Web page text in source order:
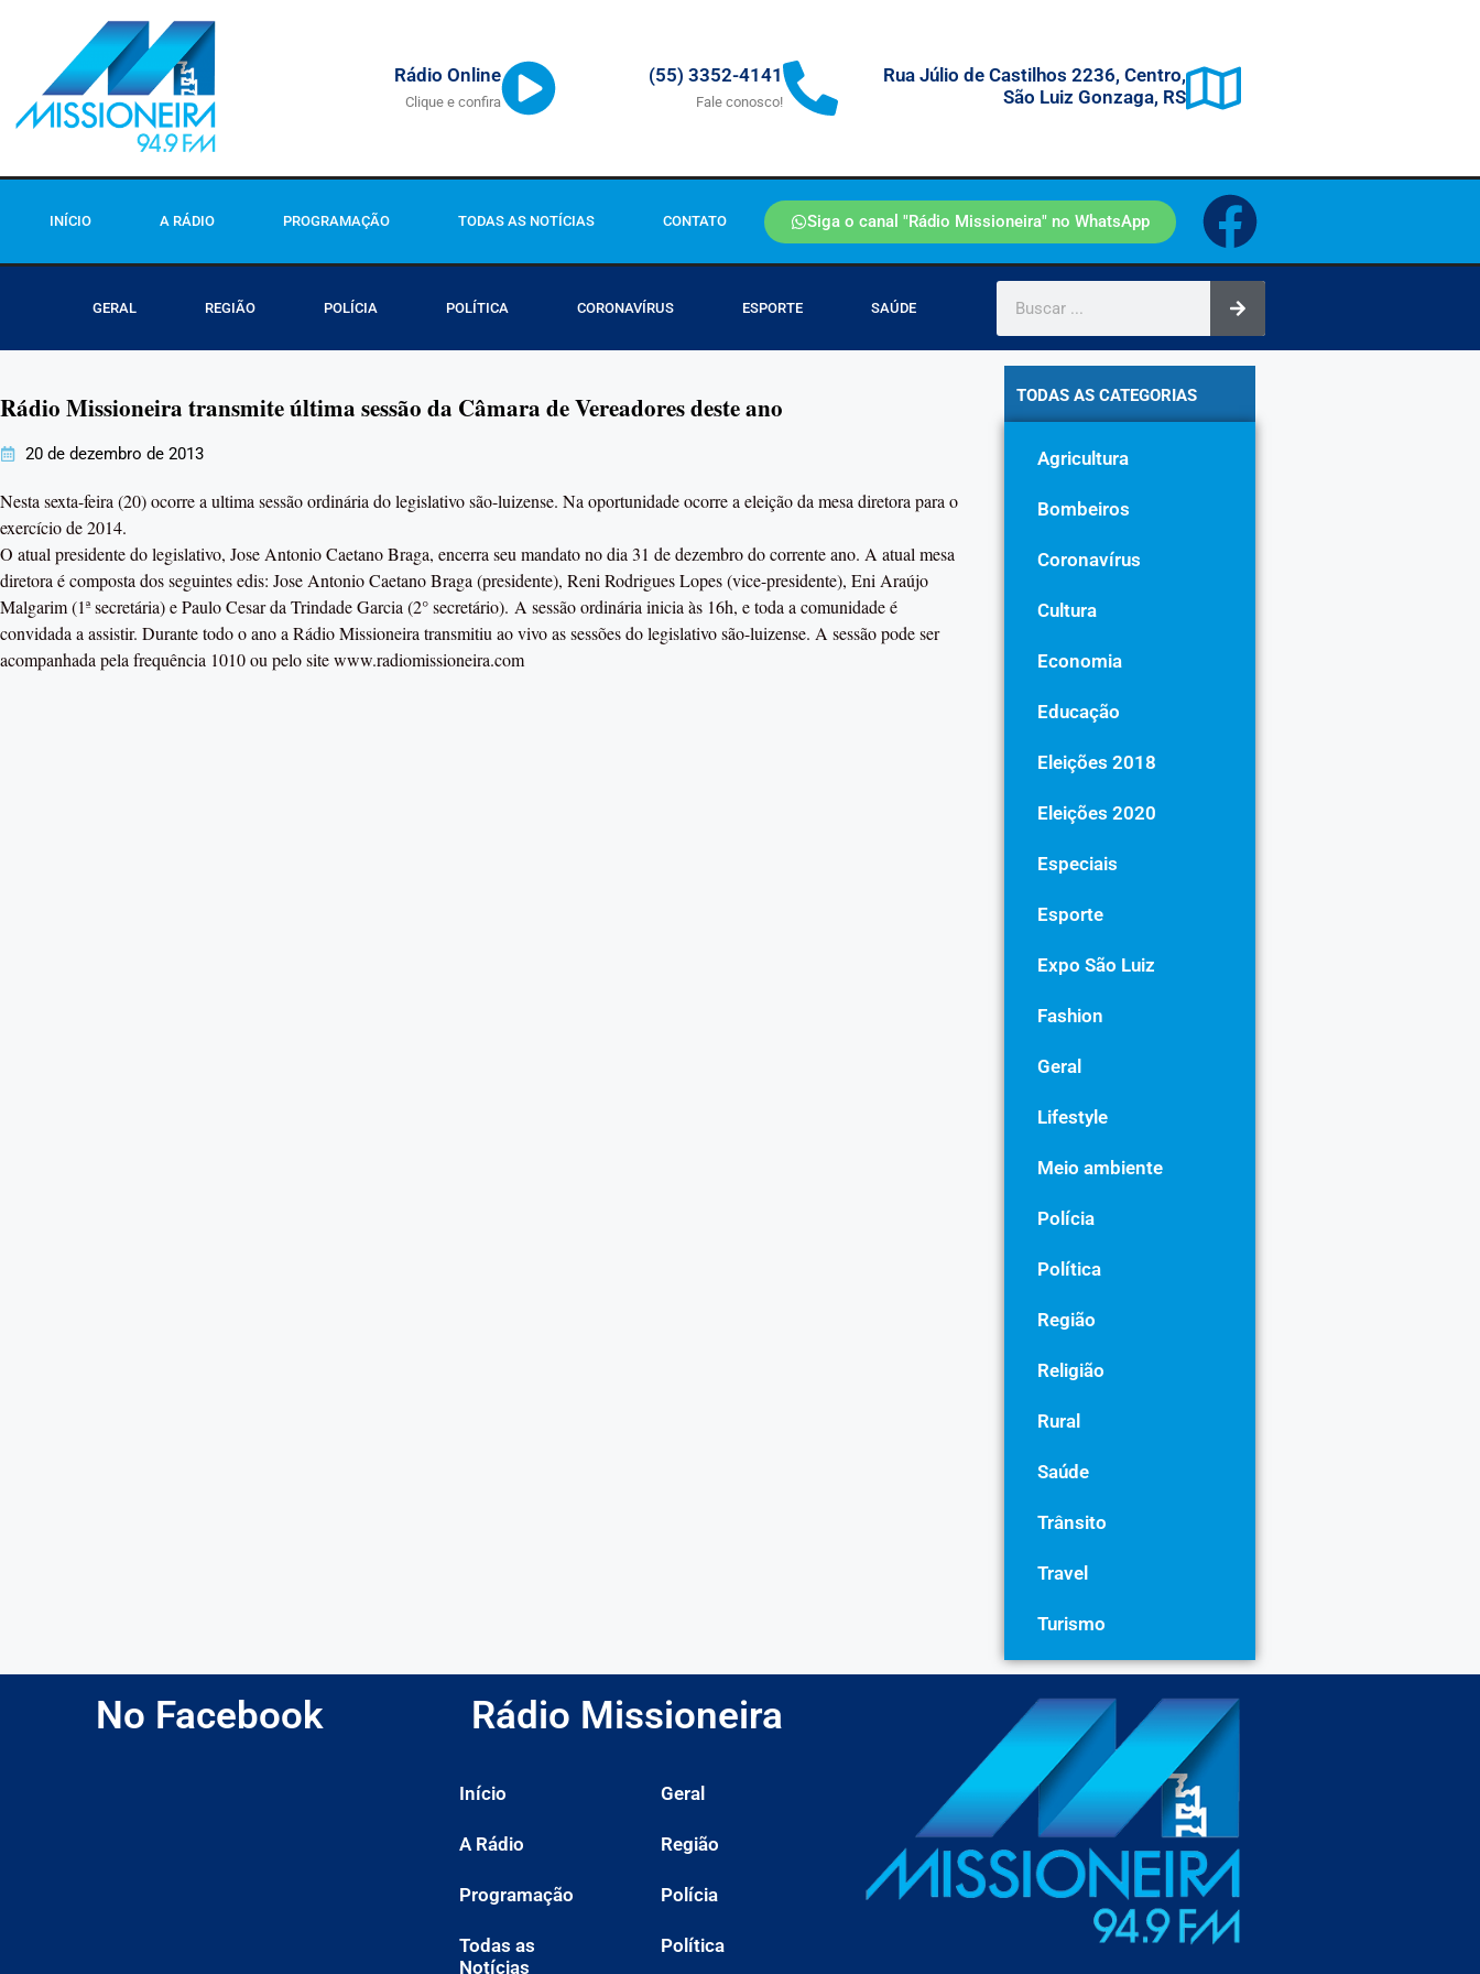
Rádio Online
Clique e confira
(55) 3352-4141
Fale conosco!
Rua Júlio de Castilhos 2236, Centro,
São Luiz Gonzaga, RS
INÍCIO A RÁDIO PROGRAMAÇÃO TODAS AS NOTÍCIAS CONTATO Siga o canal "Rádio Missioneira" no WhatsApp
GERAL REGIÃO POLÍCIA POLÍTICA CORONAVÍRUS ESPORTE SAÚDE
Rádio Missioneira transmite última sessão da Câmara de Vereadores deste ano
20 de dezembro de 2013
Nesta sexta-feira (20) ocorre a ultima sessão ordinária do legislativo são-luizense. Na oportunidade ocorre a eleição da mesa diretora para o
exercício de 2014.
O atual presidente do legislativo, Jose Antonio Caetano Braga, encerra seu mandato no dia 31 de dezembro do corrente ano. A atual mesa
diretora é composta dos seguintes edis: Jose Antonio Caetano Braga (presidente), Reni Rodrigues Lopes (vice-presidente), Eni Araújo
Malgarim (1ª secretária) e Paulo Cesar da Trindade Garcia (2° secretário). A sessão ordinária inicia às 16h, e toda a comunidade é
convidada a assistir. Durante todo o ano a Rádio Missioneira transmitiu ao vivo as sessões do legislativo são-luizense. A sessão pode ser
acompanhada pela frequência 1010 ou pelo site www.radiomissioneira.com
TODAS AS CATEGORIAS
Agricultura
Bombeiros
Coronavírus
Cultura
Economia
Educação
Eleições 2018
Eleições 2020
Especiais
Esporte
Expo São Luiz
Fashion
Geral
Lifestyle
Meio ambiente
Polícia
Política
Região
Religião
Rural
Saúde
Trânsito
Travel
Turismo
No Facebook Rádio Missioneira
Início
A Rádio
Programação
Todas as
Notícias
Geral
Região
Polícia
Política